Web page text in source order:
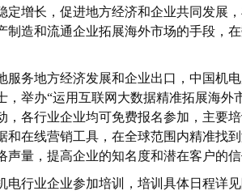
定增长，促进地方经济和企业共同发展
制造和流通企业拓展海外市场的手段，
服务地方经济发展和企业出口，中国机
，举办“运用互联网大数据精准拓展海外
，各行业企业均可免费报名参加，主要
和在线营销工具，在全球范围内精准找
声量，提高企业的知名度和潜在客户的信
电行业企业参加培训，培训具体日程详见